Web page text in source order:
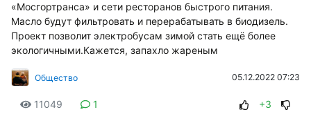
«Мосгортранса» и сети ресторанов быстрого питания.
Масло будут фильтровать и перерабатывать в биодизель.
Проект позволит электробусам зимой стать ещё более
экологичными.Кажется, запахло жареным
Общество 05.12.2022 07:23
11049 1 +3